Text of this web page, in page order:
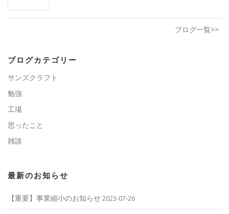
ブログ一覧>>
ブログカテゴリー
サンズクラフト
勉強
工場
思ったこと
雑談
最新のお知らせ
【重要】事業縮小のお知らせ2023-07-26